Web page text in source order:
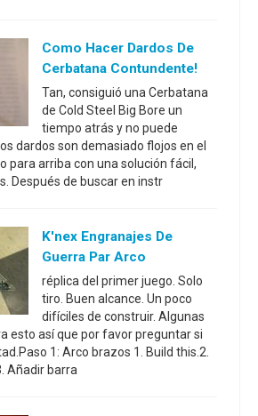
Como Hacer Dardos De
Cerbatana Contundente!
Tan, consiguió una Cerbatana
de Cold Steel Big Bore un
tiempo atrás y no puede
dardos son demasiado flojos en el
para arriba con una solución fácil,
Después de buscar en instr
K'nex Engranajes De
Guerra Par Arco
réplica del primer juego. Solo
tiro. Buen alcance. Un poco
difíciles de construir. Algunas
esto así que por favor preguntar si
1: Arco brazos 1. Build this.2.
Añadir barra